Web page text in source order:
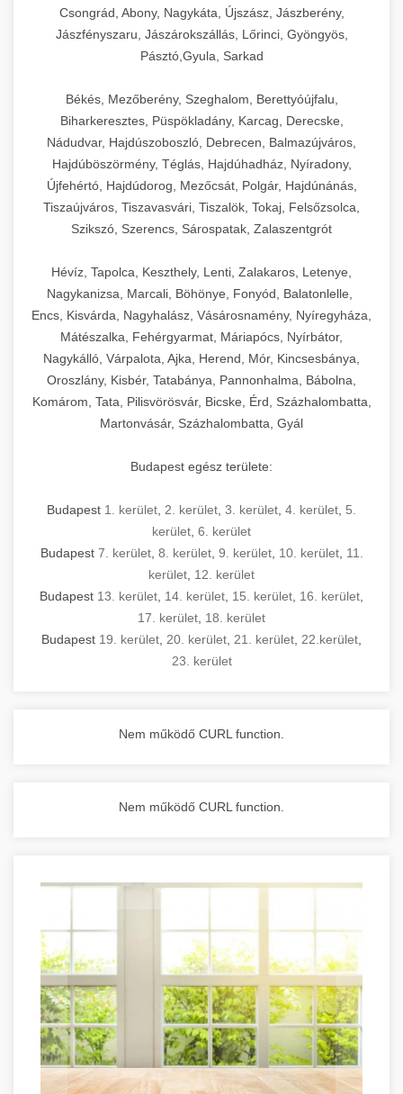
Csongrád, Abony, Nagykáta, Újszász, Jászberény,
Jászfényszaru, Jászárokszállás, Lőrinci, Gyöngyös,
Pásztó,Gyula, Sarkad
Békés, Mezőberény, Szeghalom, Berettyóújfalu,
Biharkeresztes, Püspökladány, Karcag, Derecske,
Nádudvar, Hajdúszoboszló, Debrecen, Balmazújváros,
Hajdúböszörmény, Téglás, Hajdúhadház, Nyíradony,
Újfehértó, Hajdúdorog, Mezőcsát, Polgár, Hajdúnánás,
Tiszaújváros, Tiszavasvári, Tiszalök, Tokaj, Felsőzsolca,
Szikszó, Szerencs, Sárospatak, Zalaszentgrót
Hévíz, Tapolca, Keszthely, Lenti, Zalakaros, Letenye,
Nagykanizsa, Marcali, Böhönye, Fonyód, Balatonlelle,
Encs, Kisvárda, Nagyhalász, Vásárosnamény, Nyíregyháza,
Mátészalka, Fehérgyarmat, Máriapócs, Nyírbátor,
Nagykálló, Várpalota, Ajka, Herend, Mór, Kincsesbánya,
Oroszlány, Kisbér, Tatabánya, Pannonhalma, Bábolna,
Komárom, Tata, Pilisvörösvár, Bicske, Érd, Százhalombatta,
Martonvásár, Százhalombatta, Gyál
Budapest egész területe:
Budapest 1. kerület 2. kerület 3. kerület 4. kerület 5.
kerület 6. kerület
Budapest 7. kerület, 8. kerület, 9. kerület, 10. kerület, 11.
kerület 12. kerület
Budapest 13. kerület 14. kerület 15. kerület 16. kerület
17. kerület 18. kerület
Budapest 19. kerület 20. kerület 21. kerület 22.kerület
23. kerület
Nem működő CURL function.
Nem működő CURL function.